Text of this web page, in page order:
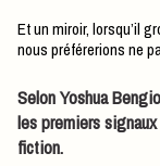
Et un miroir, lorsqu’il
nous préférerions ne
​Selon Yoshua
les premiers
fiction.